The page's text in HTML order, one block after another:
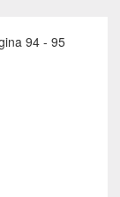
94 - 95